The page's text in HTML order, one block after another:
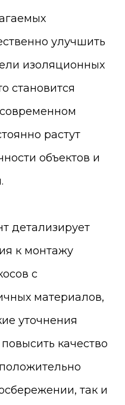
улучшить
изоляционных
становится
растут
объектов и
детализирует
к монтажу
с
материалов,
уточнения
качество
так и